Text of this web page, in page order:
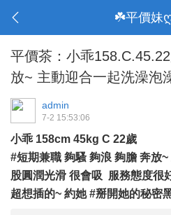
☘️平價妹
平價茶：小乖
放~ 主動迎合一起洗澡泡
admin
7-2 15:53:06
小乖 158cm 45kg C 22歲
#短期兼職 夠騷 夠浪 夠膽 奔放
股圓潤光滑 很會吸 服務態度很
超想插的~ 約她 #掰開她的秘密